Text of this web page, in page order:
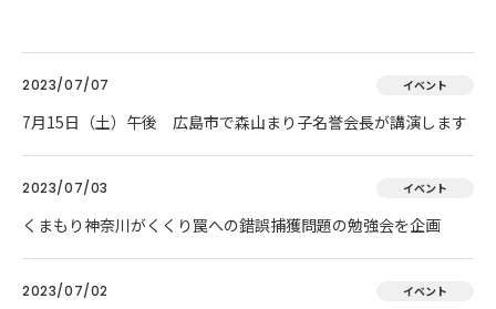
2023/07/07 イベント
7月15日（土）午後 広島市で森山まり子名誉会長が講演します
2023/07/03 イベント
くまもり神奈川がくくり罠への錯誤捕獲問題の勉強会を企画
2023/07/02 イベント